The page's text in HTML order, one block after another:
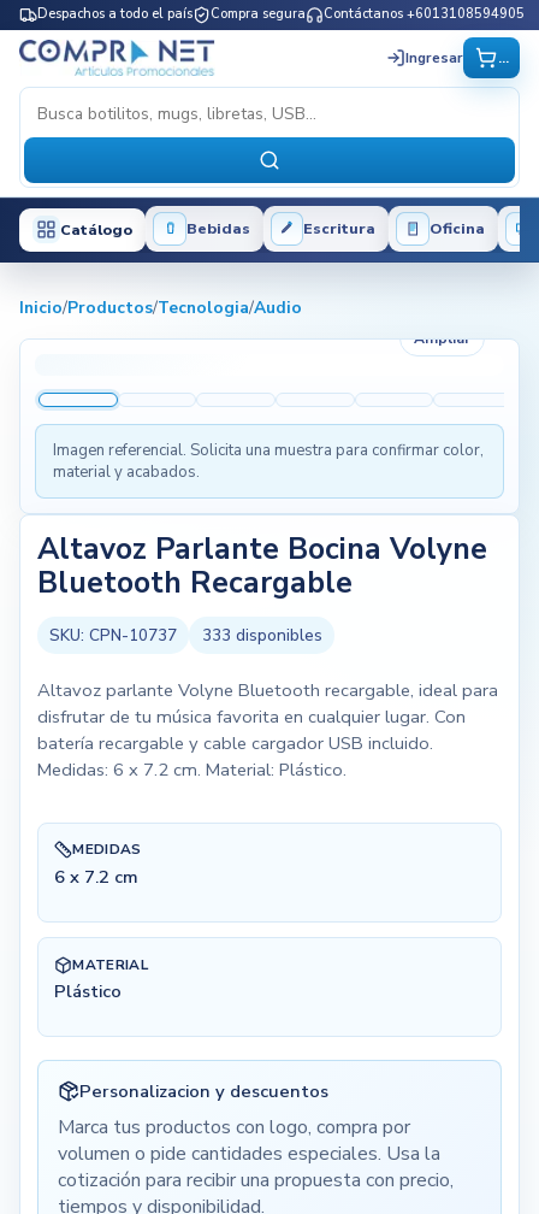
Despachos a todo el país Compra segura Contáctanos +6013108594905
Ingresar ...
Catálogo Bebidas Escritura Oficina
Inicio/Productos/Tecnologia/Audio
Ampliar
Imagen referencial. Solicita una muestra para confirmar color,
material y acabados.
Altavoz Parlante Bocina Volyne
Bluetooth Recargable
SKU: CPN-10737 333 disponibles
Altavoz parlante Volyne Bluetooth recargable, ideal para
disfrutar de tu música favorita en cualquier lugar. Con
batería recargable y cable cargador USB incluido.
Medidas: 6 x 7.2 cm. Material: Plástico.
MEDIDAS
6 x 7.2 cm
MATERIAL
Plástico
Personalizacion y descuentos
Marca tus productos con logo, compra por
volumen o pide cantidades especiales. Usa la
cotización para recibir una propuesta con precio,
tiempos y disponibilidad.